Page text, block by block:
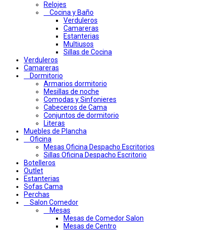
Relojes
Cocina y Baño
Verduleros
Camareras
Estanterias
Multiusos
Sillas de Cocina
Verduleros
Camareras
Dormitorio
Armarios dormitorio
Mesillas de noche
Comodas y Sinfonieres
Cabeceros de Cama
Conjuntos de dormitorio
Literas
Muebles de Plancha
Oficina
Mesas Oficina Despacho Escritorios
Sillas Oficina Despacho Escritorio
Botelleros
Outlet
Estanterias
Sofas Cama
Perchas
Salon Comedor
Mesas
Mesas de Comedor Salon
Mesas de Centro